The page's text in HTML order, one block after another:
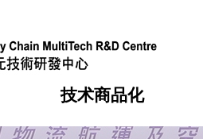
机构简介
技术商品化
服务
合作计划
活动
会籍及服务